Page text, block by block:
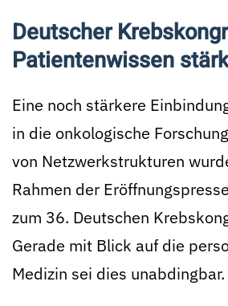
Deutscher
Patientenwissen
Eine noch stärkere
in die onkologische
von Netzwerkstrukturen
Rahmen der
zum 36. Deutschen
Gerade mit Blick auf die
Medizin sei dies unabdingbar.